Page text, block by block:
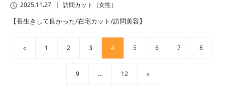
2025.11.27 訪問カット（女性）
【長生きして良かった/在宅カット/訪問美容】
« 1 2 3 4 5 6 7 8
9 … 12 »